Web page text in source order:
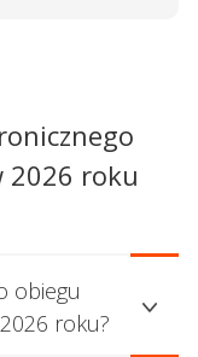
2026 roku
obiegu
roku?